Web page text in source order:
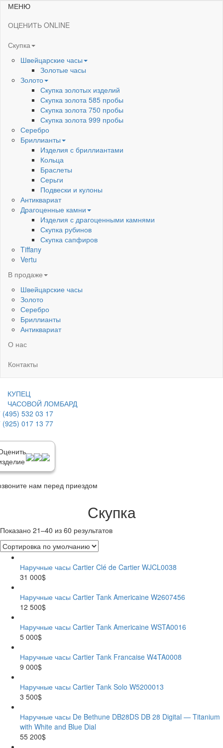
МЕНЮ
ОЦЕНИТЬ ONLINE
Скупка
Швейцарские часы
Золотые часы
Золото
Скупка золотых изделий
Скупка золота 585 пробы
Скупка золота 750 пробы
Скупка золота 999 пробы
Серебро
Бриллианты
Изделия с бриллиантами
Кольца
Браслеты
Серьги
Подвески и кулоны
Антиквариат
Драгоценные камни
Изделия с драгоценными камнями
Скупка рубинов
Скупка сапфиров
Tiffany
Vertu
В продаже
Швейцарские часы
Золото
Серебро
Бриллианты
Антиквариат
О нас
Контакты
КУПЕЦ
ЧАСОВОЙ ЛОМБАРД
(495) 532 03 17
(925) 017 13 77
нам перед приездом
Скупка
Показано 21–40 из 60 результатов
Наручные часы Cartier Clé de Cartier WJCL0038
31 000$
Наручные часы Cartier Tank Americaine W2607456
12 500$
Наручные часы Cartier Tank Americaine WSTA0016
5 000$
Наручные часы Cartier Tank Francaise W4TA0008
9 000$
Наручные часы Cartier Tank Solo W5200013
3 500$
Наручные часы De Bethune DB28DS DB 28 Digital — Titanium
with White and Blue Dial
55 200$